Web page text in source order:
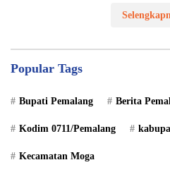
Popular Tags
Bupati Pemalang Berita
Kodim 0711/Pemalang
Kecamatan Moga